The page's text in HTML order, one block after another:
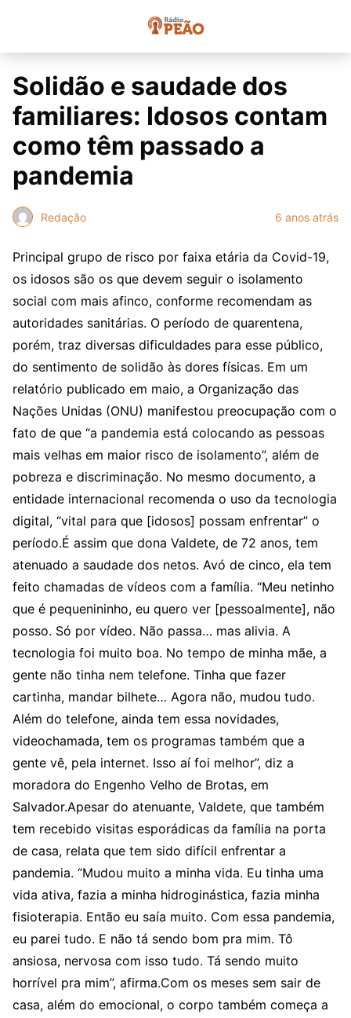
Solidão e saudade dos
familiares: Idosos contam
como têm passado a
pandemia
Redação 6 anos atrás
Principal grupo de risco por faixa etária da Covid-19,
os idosos são os que devem seguir o isolamento
social com mais afinco, conforme recomendam as
autoridades sanitárias. O período de quarentena,
porém, traz diversas dificuldades para esse público,
do sentimento de solidão às dores físicas. Em um
relatório publicado em maio, a Organização das
Nações Unidas (ONU) manifestou preocupação com o
fato de que “a pandemia está colocando as pessoas
mais velhas em maior risco de isolamento”, além de
pobreza e discriminação. No mesmo documento, a
entidade internacional recomenda o uso da tecnologia
digital, “vital para que [idosos] possam enfrentar” o
período.É assim que dona Valdete, de 72 anos, tem
atenuado a saudade dos netos. Avó de cinco, ela tem
feito chamadas de vídeos com a família. “Meu netinho
que é pequenininho, eu quero ver [pessoalmente], não
posso. Só por vídeo. Não passa… mas alivia. A
tecnologia foi muito boa. No tempo de minha mãe, a
gente não tinha nem telefone. Tinha que fazer
cartinha, mandar bilhete… Agora não, mudou tudo.
Além do telefone, ainda tem essa novidades,
videochamada, tem os programas também que a
gente vê, pela internet. Isso aí foi melhor”, diz a
moradora do Engenho Velho de Brotas, em
Salvador.Apesar do atenuante, Valdete, que também
tem recebido visitas esporádicas da família na porta
de casa, relata que tem sido difícil enfrentar a
pandemia. “Mudou muito a minha vida. Eu tinha uma
vida ativa, fazia a minha hidroginástica, fazia minha
fisioterapia. Então eu saía muito. Com essa pandemia,
eu parei tudo. E não tá sendo bom pra mim. Tô
ansiosa, nervosa com isso tudo. Tá sendo muito
horrível pra mim”, afirma.Com os meses sem sair de
casa, além do emocional, o corpo também começa a